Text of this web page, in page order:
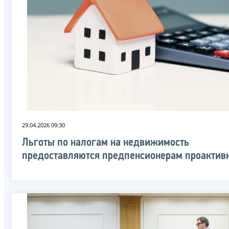
29.04.2026 09:30
Льготы по налогам на недвижимость
предоставляются предпенсионерам